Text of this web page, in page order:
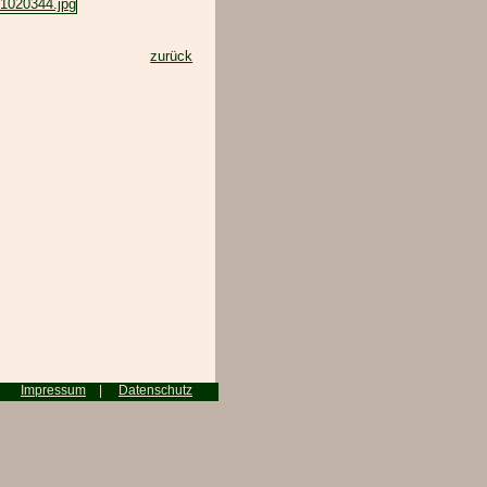
zurück
Impressum Datenschutz